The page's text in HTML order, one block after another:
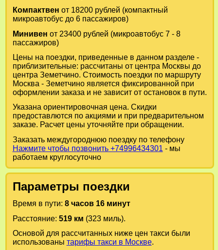
Компактвен от 18200 рублей (компактный
микроавтобус до 6 пассажиров)
Минивен от 23400 рублей (микроавтобус 7 - 8
пассажиров)
Цены на поездки, приведенные в данном разделе -
приблизительные: рассчитаны от центра Москвы до
центра Земетчино. Стоимость поездки по маршруту
Москва - Земетчино является фиксированной при
оформлении заказа и не зависит от остановок в пути.
Указана ориентировочная цена. Скидки
предоставлются по акциями и при предварительном
заказе. Расчет цены уточняйте при обращении.
Заказать междугороднюю поездку по телефону
Нажмите чтобы позвонить +74996434301 - мы
работаем круглосуточно
Параметры поездки
Время в пути: 8 часов 16 минут
Расстояние: 519 км (323 миль).
Основой для рассчитанных ниже цен такси были
использованы тарифы такси в Москве.